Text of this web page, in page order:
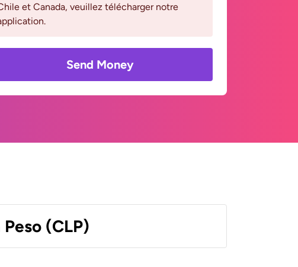
et Canada, veuillez télécharger notre
Send Money
(CLP)